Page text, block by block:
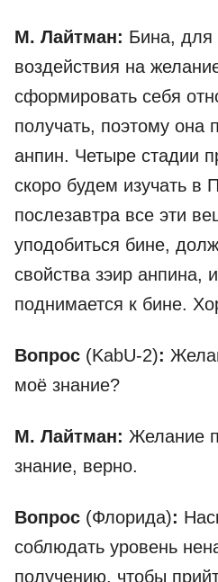
М. Лайтман: Бина, для
воздействия на
сформировать себя
получать, поэтому она
анпин. Четыре стадии
скоро будем изучать в
послезавтра все эти
уподобиться бине,
свойства зэир анпина,
поднимается к бине.
Вопрос (KabU-2):
моё знание?
М. Лайтман: Желание
знание, верно.
Вопрос (Флорида):
соблюдать уровень
получению, чтобы